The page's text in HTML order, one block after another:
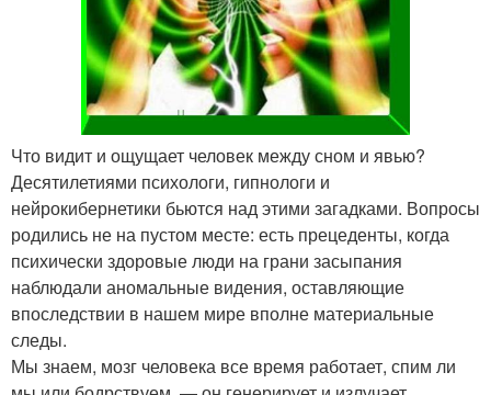
Что видит и ощущает человек между сном и явью?
Десятилетиями психологи, гипнологи и
нейрокибернетики бьются над этими загадками. Вопросы
родились не на пустом месте: есть прецеденты, когда
психически здоровые люди на грани засыпания
наблюдали аномальные видения, оставляющие
впоследствии в нашем мире вполне материальные
следы.
Мы знаем, мозг человека все время работает, спим ли